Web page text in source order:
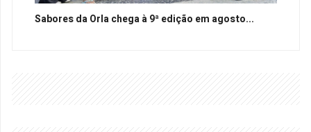
Sabores da Orla chega à 9ª edição em agosto...